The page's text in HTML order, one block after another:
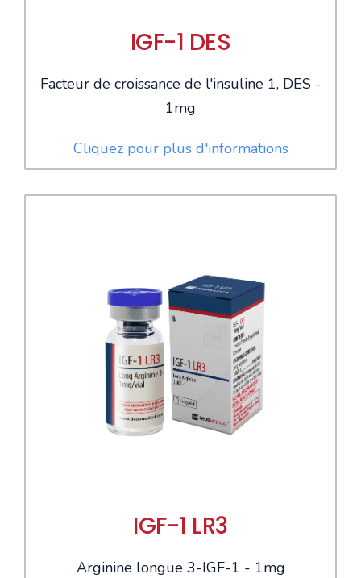
IGF-1 DES
Facteur de croissance de l'insuline 1, DES -
1mg
Cliquez pour plus d'informations
IGF-1 LR3
Arginine longue 3-IGF-1 - 1mg